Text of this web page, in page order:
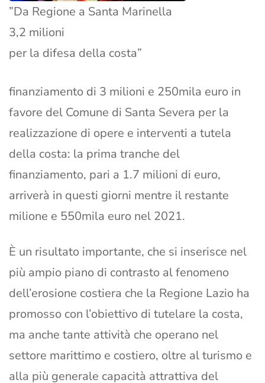
”Da Regione a Santa Marinella
3,2 milioni
per la difesa della costa”
finanziamento di 3 milioni e 250mila euro in
favore del Comune di Santa Severa per la
realizzazione di opere e interventi a tutela
della costa: la prima tranche del
finanziamento, pari a 1.7 milioni di euro,
arriverà in questi giorni mentre il restante
milione e 550mila euro nel 2021.
È un risultato importante, che si inserisce nel
più ampio piano di contrasto al fenomeno
dell’erosione costiera che la Regione Lazio ha
promosso con l’obiettivo di tutelare la costa,
ma anche tante attività che operano nel
settore marittimo e costiero, oltre al turismo e
alla più generale capacità attrattiva del